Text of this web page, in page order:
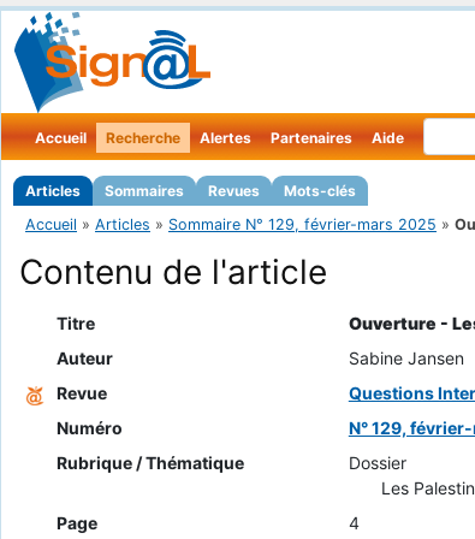
Accueil Recherche
Articles Sommaires Revues Mots-clés
Alertes Partenaires Aide
Accueil » Articles » Sommaire N° 129, février-mars 2025 »
Contenu de l'article
Titre
Ouverture -
Auteur
Sabine Jansen
Revue
Questions
Numéro
N° 129,
Rubrique / Thématique
Dossier
Les
Page
4